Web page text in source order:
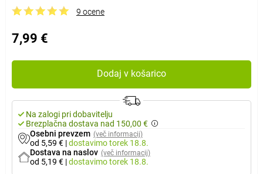
9 ocene
7,99 €
Dodaj v košarico
Na zalogi pri dobavitelju
Brezplačna dostava nad 150,00 €
Osebni prevzem (več informacij)
od 5,59 € |dostavimotorek 18.8.
Dostava na naslov (več informacij)
od 5,19 € |dostavimotorek 18.8.